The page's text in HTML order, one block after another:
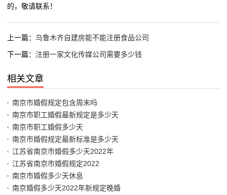
的，敬请联系！
上一篇： 乌鲁木齐自建房能不能注册食品公司
下一篇： 注册一家文化传媒公司需要多少钱
相关文章
南京市婚假规定包含周末吗
南京市职工婚假最新规定是多少天
南京市职工婚假多少天
南京市婚假规定最新标准是多少天
江苏省南京市婚假多少天2022年
江苏省南京市婚假规定2022
南京市婚假多少天休息
南京婚假多少天2022年新规定晚婚